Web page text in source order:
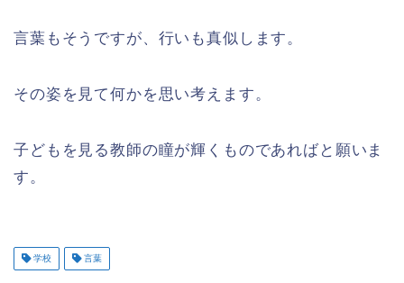
言葉もそうですが、行いも真似します。
その姿を見て何かを思い考えます。
子どもを見る教師の瞳が輝くものであればと願いま
す。
学校 言葉